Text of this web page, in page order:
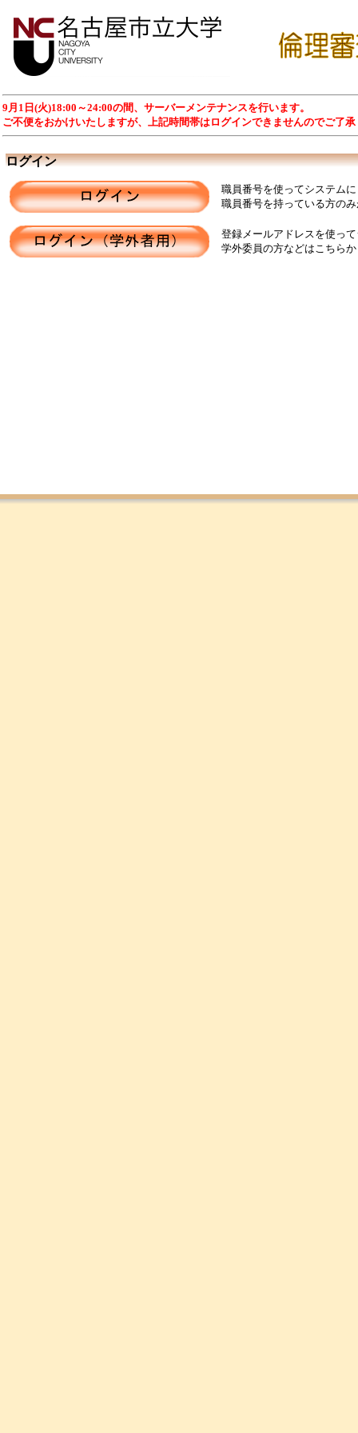
9月1日(火)18:00～24:00の間、サーバーメンテナンスを行います。
ご不便をおかけいたしますが、上記時間帯はログインできませんのでご了
ログイン
職員番号を使ってシステム
職員番号を持っている方の
登録メールアドレスを使っ
学外委員の方などはこちら